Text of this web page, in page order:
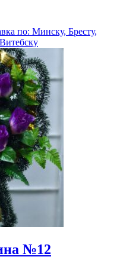
по: Минску, Бресту,
№12